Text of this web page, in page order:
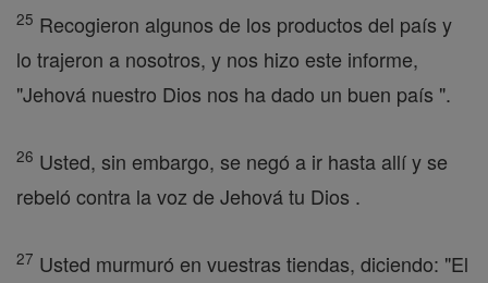
25 Recogieron algunos de los productos del país y
lo trajeron a nosotros, y nos hizo este informe,
"Jehová nuestro Dios nos ha dado un buen país ".
26 Usted, sin embargo, se negó a ir hasta allí y se
rebeló contra la voz de Jehová tu Dios .
27 Usted murmuró en vuestras tiendas, diciendo: "El